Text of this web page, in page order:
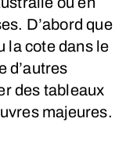
D’abord que
la cote dans le
d’autres
des tableaux
majeures.